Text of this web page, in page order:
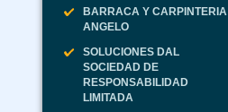
BARRACA Y CARPINTERIA
ANGELO
SOLUCIONES DAL
SOCIEDAD DE
RESPONSABILIDAD
LIMITADA